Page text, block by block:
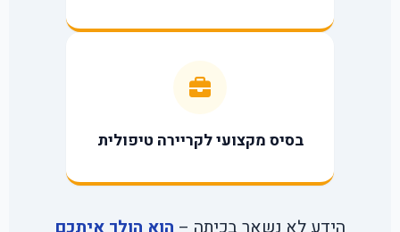
בסיס מקצועי לקריירה טיפולית